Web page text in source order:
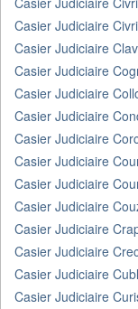
Casier Judiciaire
Casier Judiciaire
Casier Judiciaire
Casier Judiciaire
Casier Judiciaire
Casier Judiciaire
Casier Judiciaire
Casier Judiciaire
Casier Judiciaire
Casier Judiciaire
Casier Judiciaire
Casier Judiciaire
Casier Judiciaire